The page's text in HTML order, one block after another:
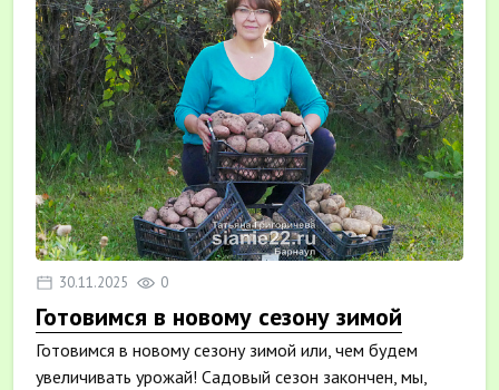
30.11.2025 0
Готовимся в новому сезону зимой
Готовимся в новому сезону зимой или, чем будем
увеличивать урожай! Садовый сезон закончен, мы,